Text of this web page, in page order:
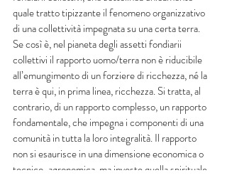
quale tratto tipizzante il fenomeno organizzativo
di una collettività impegnata su una certa terra.
Se così è, nel pianeta degli assetti fondiarii
collettivi il rapporto uomo/terra non è riducibile
all’emungimento di un forziere di ricchezza, né la
terra è qui, in prima linea, ricchezza. Si tratta, al
contrario, di un rapporto complesso, un rapporto
fondamentale, che impegna i componenti di una
comunità in tutta la loro integralità. Il rapporto
non si esaurisce in una dimensione economica o
tecnico-agronomica, ma investe quella spirituale